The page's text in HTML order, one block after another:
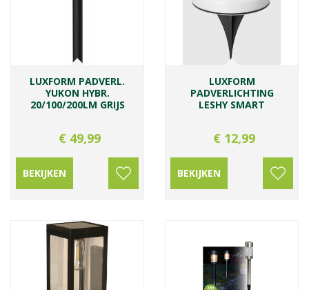
LUXFORM PADVERL.
YUKON HYBR.
20/100/200LM GRIJS
€ 49,99
BEKIJKEN
LUXFORM
PADVERLICHTING
LESHY SMART
€ 12,99
BEKIJKEN